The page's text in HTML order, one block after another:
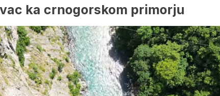
ka crnogorskom primorju